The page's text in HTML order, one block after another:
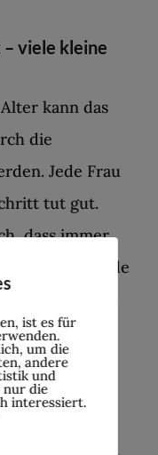
viele kleine
kann das
die
Jede Frau
tut gut.
dass immer
gerade
stattfindet.
und
in
Sei es
am
ist es für
um die
andere
und
nur die
interessiert.